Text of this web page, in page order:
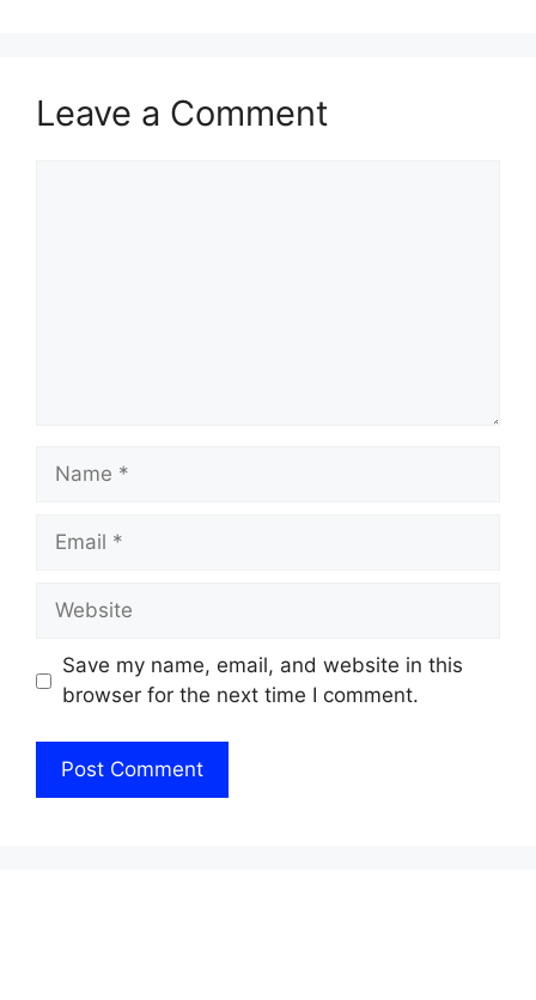
Leave a Comment
Name
Email
Website
Save my name, email, and website in this
browser for the next time I comment.